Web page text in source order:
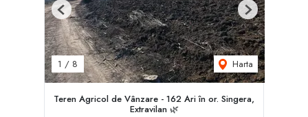
1 / 8 Harta
Previous Next
Teren Agricol de Vânzare - 162 Ari în or. Singera,
Extravilan 🌿